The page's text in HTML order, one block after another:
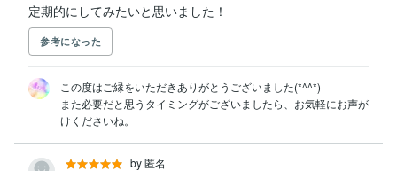
定期的にしてみたいと思いました！
参考になった
この度はご縁をいただきありがとうございました(*^^*)
また必要だと思うタイミングがございましたら、お気軽にお声が
けくださいね。
by 匿名